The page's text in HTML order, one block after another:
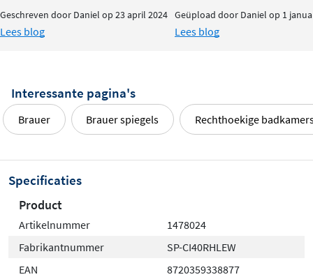
Geschreven door Daniel op 23 april 2024
Lees blog
Geüpload door Daniel op 1
Lees blog
Interessante pagina's
Brauer Brauer spiegels Rechthoekige
Specificaties
Product
Artikelnummer
1478024
Fabrikantnummer
SP-CI40RHLEW
EAN
8720359338877